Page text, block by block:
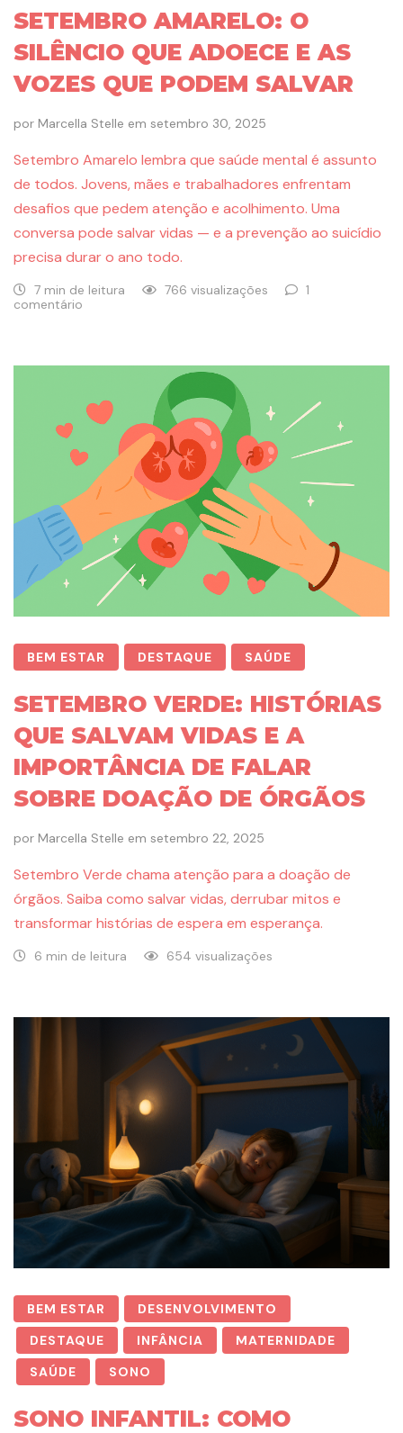
SETEMBRO AMARELO: O
SILÊNCIO QUE ADOECE E AS
VOZES QUE PODEM SALVAR
por Marcella Stelle em setembro 30, 2025
Setembro Amarelo lembra que saúde mental é assunto
de todos. Jovens, mães e trabalhadores enfrentam
desafios que pedem atenção e acolhimento. Uma
conversa pode salvar vidas — e a prevenção ao suicídio
precisa durar o ano todo.
7 min de leitura 766 visualizações
1
comentário
BEM ESTAR DESTAQUE SAÚDE
SETEMBRO VERDE: HISTÓRIAS
QUE SALVAM VIDAS E A
IMPORTÂNCIA DE FALAR
SOBRE DOAÇÃO DE ÓRGÃOS
por Marcella Stelle em setembro 22, 2025
Setembro Verde chama atenção para a doação de
órgãos. Saiba como salvar vidas, derrubar mitos e
transformar histórias de espera em esperança.
6 min de leitura 654 visualizações
BEM ESTAR
DESENVOLVIMENTO
DESTAQUE
INFÂNCIA
MATERNIDADE
SAÚDE
SONO
SONO INFANTIL: COMO